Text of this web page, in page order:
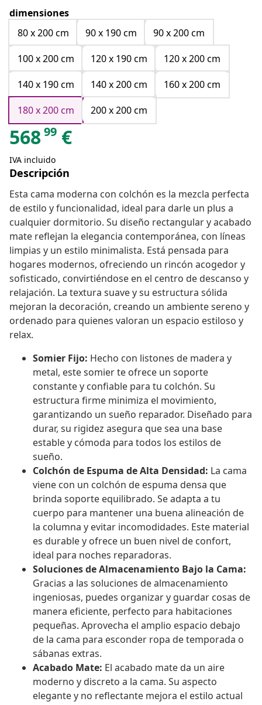
dimensiones
80 x 200 cm
90 x 190 cm
90 x 200 cm
100 x 200 cm
120 x 190 cm
120 x 200 cm
140 x 190 cm
140 x 200 cm
160 x 200 cm
180 x 200 cm
200 x 200 cm
56899 €
IVA incluido
Descripción
Esta cama moderna con colchón es la mezcla perfecta
de estilo y funcionalidad, ideal para darle un plus a
cualquier dormitorio. Su diseño rectangular y acabado
mate reflejan la elegancia contemporánea, con líneas
limpias y un estilo minimalista. Está pensada para
hogares modernos, ofreciendo un rincón acogedor y
sofisticado, convirtiéndose en el centro de descanso y
relajación. La textura suave y su estructura sólida
mejoran la decoración, creando un ambiente sereno y
ordenado para quienes valoran un espacio estiloso y
relax.
Somier Fijo: Hecho con listones de madera y
metal, este somier te ofrece un soporte
constante y confiable para tu colchón. Su
estructura firme minimiza el movimiento,
garantizando un sueño reparador. Diseñado para
durar, su rigidez asegura que sea una base
estable y cómoda para todos los estilos de
sueño.
Colchón de Espuma de Alta Densidad: La cama
viene con un colchón de espuma densa que
brinda soporte equilibrado. Se adapta a tu
cuerpo para mantener una buena alineación de
la columna y evitar incomodidades. Este material
es durable y ofrece un buen nivel de confort,
ideal para noches reparadoras.
Soluciones de Almacenamiento Bajo la Cama:
Gracias a las soluciones de almacenamiento
ingeniosas, puedes organizar y guardar cosas de
manera eficiente, perfecto para habitaciones
pequeñas. Aprovecha el amplio espacio debajo
de la cama para esconder ropa de temporada o
sábanas extras.
Acabado Mate: El acabado mate da un aire
moderno y discreto a la cama. Su aspecto
elegante y no reflectante mejora el estilo actual